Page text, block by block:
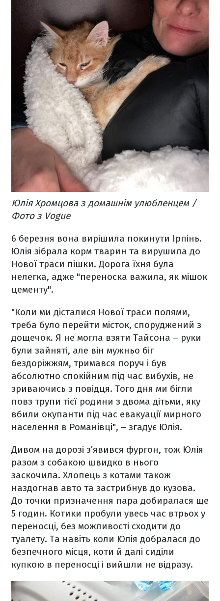
Юлія Хромцова з домашнім улюбленцем /
Фото з Vogue
6 березня вона вирішила покинути Ірпінь.
Юлія зібрала корм тварин та вирушила до
Нової траси пішки. Дорога їхня була
нелегка, адже "переноска важила, як мішок
цементу".
"Коли ми дісталися Нової траси полями,
треба було перейти місток, споруджений з
дощечок. Я не могла взяти Тайсона – руки
були зайняті, але він мужньо біг
бездоріжжям, тримався поруч і був
абсолютно спокійним під час вибухів, не
зриваючись з повідця. Того дня ми бігли
повз трупи тієї родини з двома дітьми, яку
вбили окупанти під час евакуації мирного
населення в Романівці", – згадує Юлія.
Дивом на дорозі з’явився фургон, тож Юлія
разом з собакою швидко в нього
заскочила. Хлопець з котами також
наздогнав авто та застрибнув до кузова.
До точки призначення пара добиралася ще
5 годин. Котики пробули увесь час втрьох у
переносці, без можливості сходити до
туалету. Та навіть коли Юлія добралася до
безпечного місця, коти й далі сиділи
купкою в переносці і вийшли не відразу.